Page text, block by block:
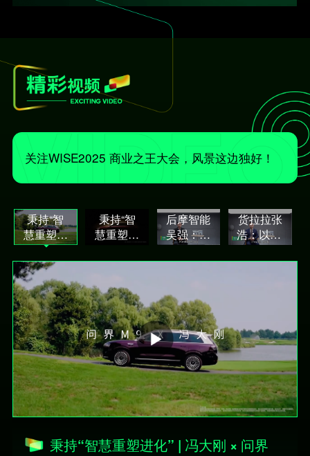
关注WISE2025 商业之王大会，风景这边独好！
秉持“智
慧重塑进
化” | 冯大
刚 × 问界
M9：在
重叠的身
份里，见
从容的路
秉持“智
慧重塑豪
念，问界
技致新
境，让领
先智能与
豪华质感
共生，所
见所触所
感皆藏奢
适。
后摩智能
吴强：存
算一体破
局，端边
AI 应用突
破场景边
界
货拉拉张
浩：以 AI
提效领跑
全球货
垒
秉持“智慧重塑进化” | 冯大刚 × 问界